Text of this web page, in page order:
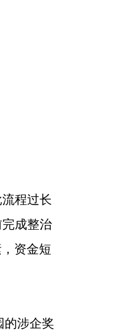
程过长
完成整治
资金短
的涉企奖